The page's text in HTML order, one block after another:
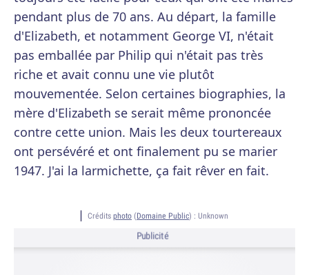
pendant plus de 70 ans. Au départ, la famille
d'Elizabeth, et notamment George VI, n'était
pas emballée par Philip qui n'était pas très
riche et avait connu une vie plutôt
mouvementée. Selon certaines biographies, la
mère d'Elizabeth se serait même prononcée
contre cette union. Mais les deux tourtereaux
ont persévéré et ont finalement pu se marier
1947. J'ai la larmichette, ça fait rêver en fait.
Crédits photo (Domaine Public) : Unknown
Publicité